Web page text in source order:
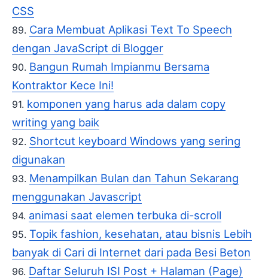
CSS
Cara Membuat Aplikasi Text To Speech
dengan JavaScript di Blogger
Bangun Rumah Impianmu Bersama
Kontraktor Kece Ini!
komponen yang harus ada dalam copy
writing yang baik
Shortcut keyboard Windows yang sering
digunakan
Menampilkan Bulan dan Tahun Sekarang
menggunakan Javascript
animasi saat elemen terbuka di-scroll
Topik fashion, kesehatan, atau bisnis Lebih
banyak di Cari di Internet dari pada Besi Beton
Daftar Seluruh ISI Post + Halaman (Page)